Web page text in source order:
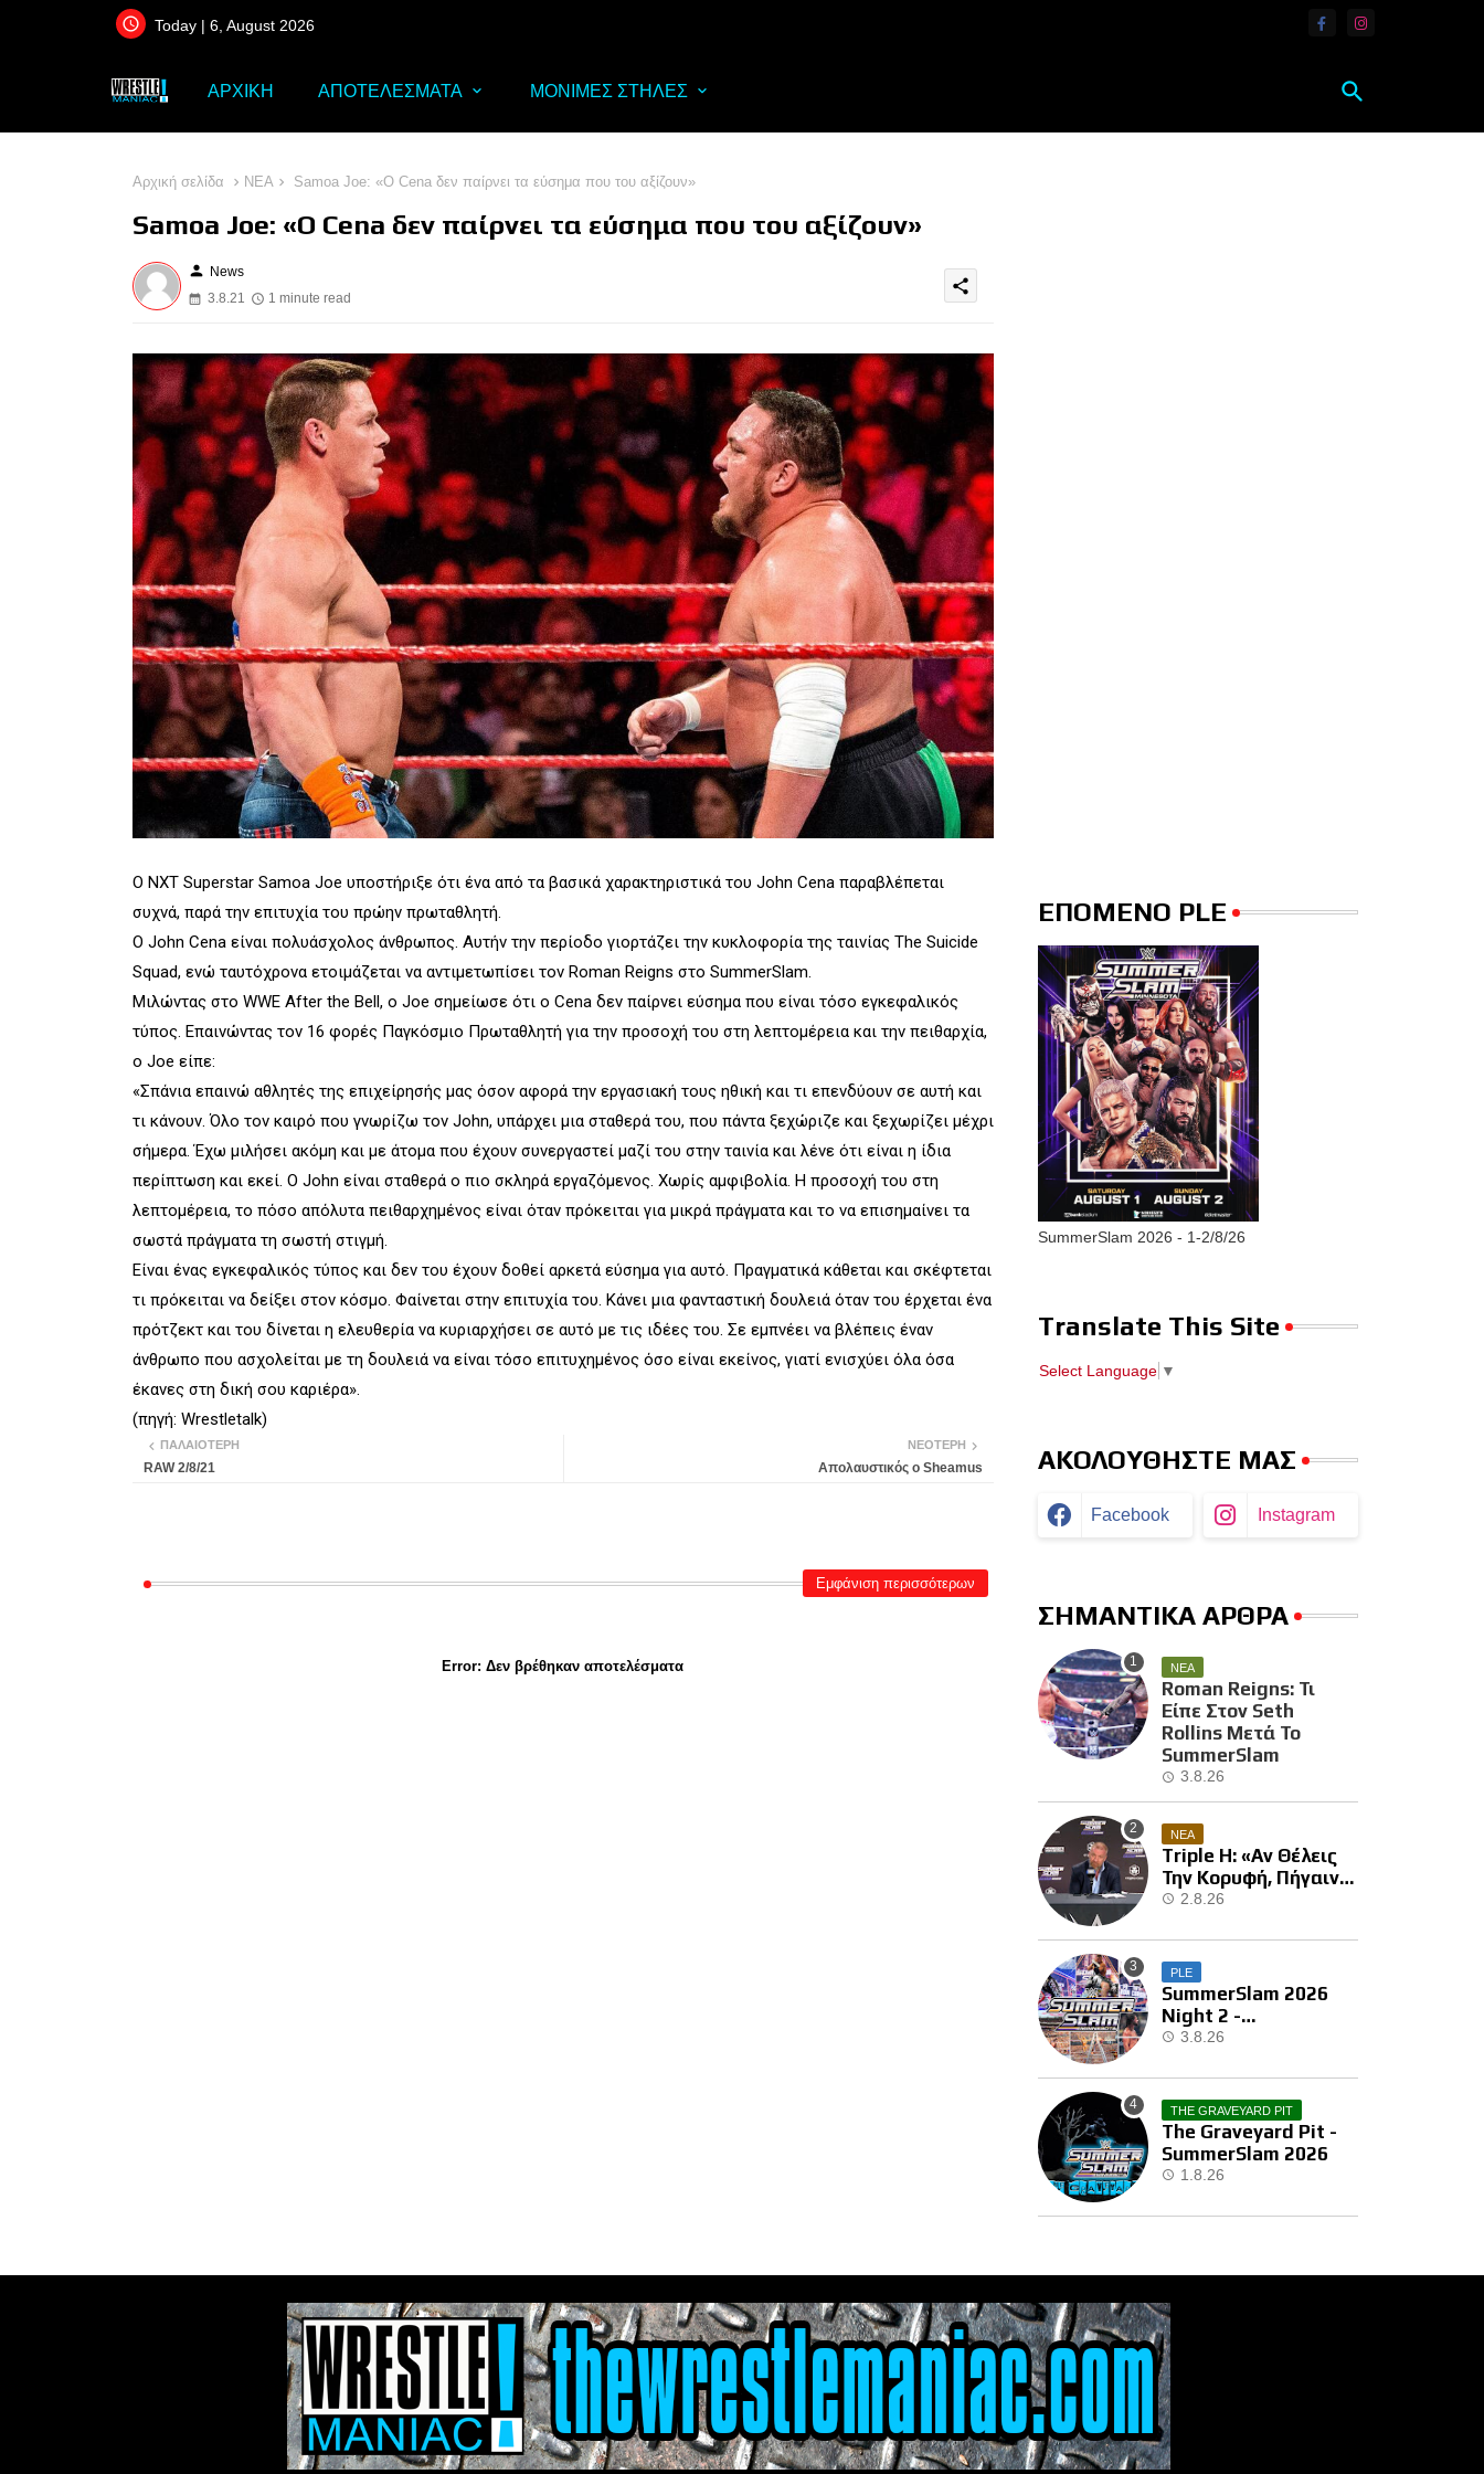
Today | 6, August 2026
ΑΡΧΙΚΗ ΑΠΟΤΕΛΕΣΜΑΤΑ ΜΟΝΙΜΕΣ ΣΤΗΛΕΣ
Αρχική σελίδα ΝΕΑ Samoa Joe: «Ο Cena δεν παίρνει τα εύσημα που του αξίζουν»
Samoa Joe: «Ο Cena δεν παίρνει τα εύσημα που του αξίζουν»
person News
3.8.21
1 minute read
share
Ο NXT Superstar Samoa Joe υποστήριξε ότι ένα από τα βασικά χαρακτηριστικά του John Cena παραβλέπεται
συχνά, παρά την επιτυχία του πρώην πρωταθλητή.
Ο John Cena είναι πολυάσχολος άνθρωπος. Αυτήν την περίοδο γιορτάζει την κυκλοφορία της ταινίας The Suicide
Squad, ενώ ταυτόχρονα ετοιμάζεται να αντιμετωπίσει τον Roman Reigns στο SummerSlam.
Μιλώντας στο WWE After the Bell, ο Joe σημείωσε ότι ο Cena δεν παίρνει εύσημα που είναι τόσο εγκεφαλικός
τύπος. Επαινώντας τον 16 φορές Παγκόσμιο Πρωταθλητή για την προσοχή του στη λεπτομέρεια και την πειθαρχία,
ο Joe είπε:
«Σπάνια επαινώ αθλητές της επιχείρησής μας όσον αφορά την εργασιακή τους ηθική και τι επενδύουν σε αυτή και
τι κάνουν. Όλο τον καιρό που γνωρίζω τον John, υπάρχει μια σταθερά του, που πάντα ξεχώριζε και ξεχωρίζει μέχρι
σήμερα. Έχω μιλήσει ακόμη και με άτομα που έχουν συνεργαστεί μαζί του στην ταινία και λένε ότι είναι η ίδια
περίπτωση και εκεί. Ο John είναι σταθερά ο πιο σκληρά εργαζόμενος. Χωρίς αμφιβολία. Η προσοχή του στη
λεπτομέρεια, το πόσο απόλυτα πειθαρχημένος είναι όταν πρόκειται για μικρά πράγματα και το να επισημαίνει τα
σωστά πράγματα τη σωστή στιγμή.
Είναι ένας εγκεφαλικός τύπος και δεν του έχουν δοθεί αρκετά εύσημα για αυτό. Πραγματικά κάθεται και σκέφτεται
τι πρόκειται να δείξει στον κόσμο. Φαίνεται στην επιτυχία του. Κάνει μια φανταστική δουλειά όταν του έρχεται ένα
πρότζεκτ και του δίνεται η ελευθερία να κυριαρχήσει σε αυτό με τις ιδέες του. Σε εμπνέει να βλέπεις έναν
άνθρωπο που ασχολείται με τη δουλειά να είναι τόσο επιτυχημένος όσο είναι εκείνος, γιατί ενισχύει όλα όσα
έκανες στη δική σου καριέρα».
(πηγή: Wrestletalk)
ΝΕΌΤΕΡΗ
Απολαυστικός ο Sheamus
ΠΑΛΑΙΌΤΕΡΗ
RAW 2/8/21
Εμφάνιση περισσότερων
Error: Δεν βρέθηκαν αποτελέσματα
ΕΠΟΜΕΝΟ PLE
SummerSlam 2026 - 1-2/8/26
Translate This Site
Select Language ▼
ΑΚΟΛΟΥΘΗΣΤΕ ΜΑΣ
Facebook Instagram
ΣΗΜΑΝΤΙΚΑ ΑΡΘΡΑ
ΝΕΑ
Roman Reigns: Τι
Είπε Στον Seth
Rollins Μετά Το
SummerSlam
3.8.26
ΝΕΑ
Triple H: «Αν Θέλεις
Την Κορυφή, Πήγαινε
Και Κέρδισε Την»
2.8.26
PLE
SummerSlam 2026
Night 2 -
Αποτελέσματα
3.8.26
THE GRAVEYARD PIT
The Graveyard Pit -
SummerSlam 2026
1.8.26